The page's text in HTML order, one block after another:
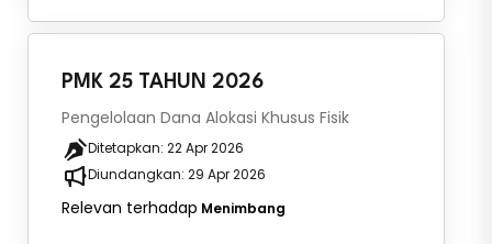
PMK 25 TAHUN 2026
Pengelolaan Dana Alokasi Khusus Fisik
Ditetapkan: 22 Apr 2026
Diundangkan: 29 Apr 2026
Relevan terhadap Menimbang